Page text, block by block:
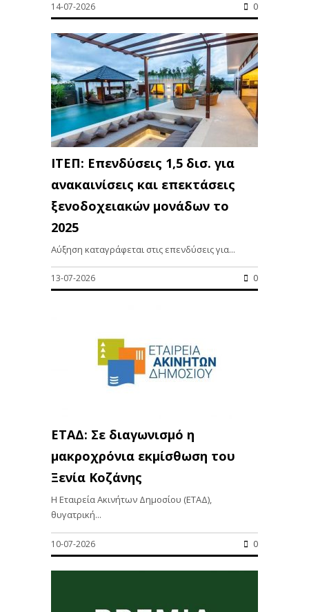
14-07-2026 0
ΙΤΕΠ: Επενδύσεις 1,5 δισ. για
ανακαινίσεις και επεκτάσεις
ξενοδοχειακών μονάδων το
2025
Αύξηση καταγράφεται στις επενδύσεις για...
13-07-2026 0
ΕΤΑΔ: Σε διαγωνισμό η
μακροχρόνια εκμίσθωση του
Ξενία Κοζάνης
Η Εταιρεία Ακινήτων Δημοσίου (ΕΤΑΔ),
θυγατρική...
10-07-2026 0